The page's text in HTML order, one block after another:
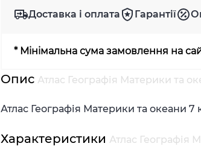
Доставка і оплата Гарантії
* Мінімальна сума замовлення на
Опис Атлас Географія Материки та
Атлас Географія Материки та океани 7
Характеристики Атлас Географія